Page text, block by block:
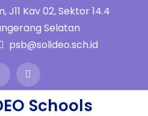
J11 Kav 02, Sektor 14.4
Selatan
psb@solideo.sch.id
Schools